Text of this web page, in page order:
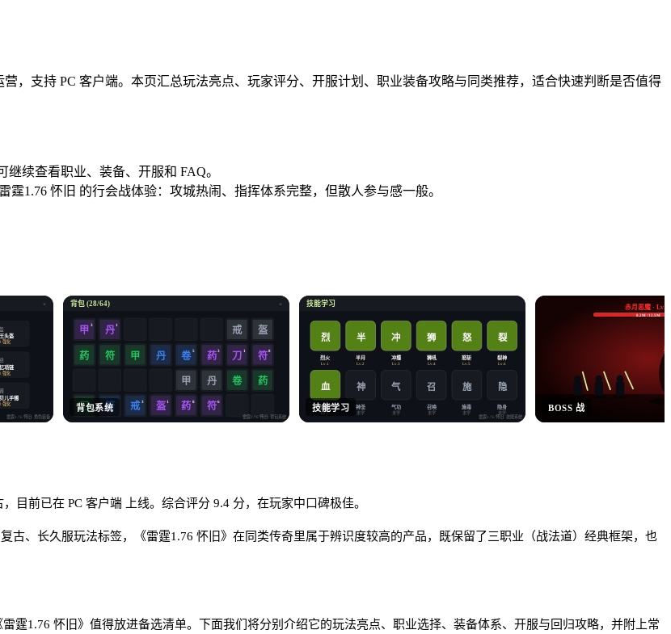
，支持 PC 客户端。本页汇总玩法亮点、玩家评分、开服计划、职业装备攻略与同类推荐，适合快速判断是否值得
继续查看职业、装备、开服和 FAQ。
1.76 怀旧 的行会战体验：攻城热闹、指挥体系完整，但散人参与感一般。
×
头盔
强化
项链
强化
儿手镯
强化
雷霆1.76 怀旧· 角色装备
背包 (28/64) ×
甲 3 丹 1 戒 盔
药 符 甲 丹 卷5 药 3 刀 1 符 8
甲 丹 卷 药
刀 符 戒3 盔 1 药 8 符 6
雷霆1.76 怀旧· 背包系统
背包系统
技能学习
烈
烈火
Lv.1
半
半月
Lv.2
冲
冲撞
Lv.3
狮
狮吼
Lv.4
怒
怒斩
Lv.5
裂
裂神
Lv.6
血
血爆
Lv.7
神
神圣
未学
气
气功
未学
召
召唤
未学
施
施毒
未学
隐
隐身
未学
雷霆1.76 怀旧· 技能系统
技能学习
赤月恶魔 ·
8.2M / 12.5M
BOSS 战
目前已在 PC 客户端 上线。综合评分 9.4 分，在玩家中口碑极佳。
古、长久服玩法标签，《雷霆1.76 怀旧》在同类传奇里属于辨识度较高的产品，既保留了三职业（战法道）经典框架，也
霆1.76 怀旧》值得放进备选清单。下面我们将分别介绍它的玩法亮点、职业选择、装备体系、开服与回归攻略，并附上常